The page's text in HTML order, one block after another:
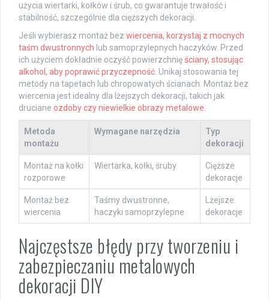
użycia wiertarki, kołków i śrub, co gwarantuje trwałość i
stabilność, szczególnie dla cięższych dekoracji.
Jeśli wybierasz montaż bez wiercenia, korzystaj z mocnych
taśm dwustronnych lub samoprzylepnych haczyków. Przed
ich użyciem dokładnie oczyść powierzchnięściany, stosując
alkohol, aby poprawić przyczepność . Unikaj stosowania tej
metody na tapetach lub chropowatych ścianach. Montaż bez
wiercenia jest idealny dla lżejszych dekoracji, takich jak
druciane ozdoby czy niewielkie obrazy metalowe
Metoda
montażu
Wymagane narzędzia
Typ
dekoracji
Montaż na kołki
rozporowe
Wiertarka, kołki, śruby
Cięższe
dekoracje
Montaż bez
wiercenia
Taśmy dwustronne,
haczyki samoprzylepne
Lżejsze
dekoracje
Najczęstsze błędy przy tworzeniu i
zabezpieczaniu metalowych
dekoracji DIY